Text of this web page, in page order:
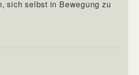
sich selbst in Bewegung zu